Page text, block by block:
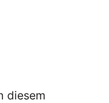
diesem